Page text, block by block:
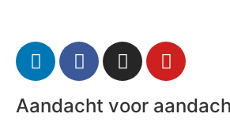
Aandacht voor